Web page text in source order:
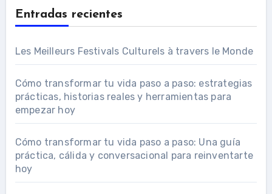
Entradas recientes
Les Meilleurs Festivals Culturels à travers le Monde
Cómo transformar tu vida paso a paso: estrategias
prácticas, historias reales y herramientas para
empezar hoy
Cómo transformar tu vida paso a paso: Una guía
práctica, cálida y conversacional para reinventarte
hoy